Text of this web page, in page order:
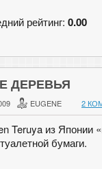
рейтинг: 0.00
ДЕРЕВЬЯ
EUGENE 2
Teruya из Японии
бумаги.